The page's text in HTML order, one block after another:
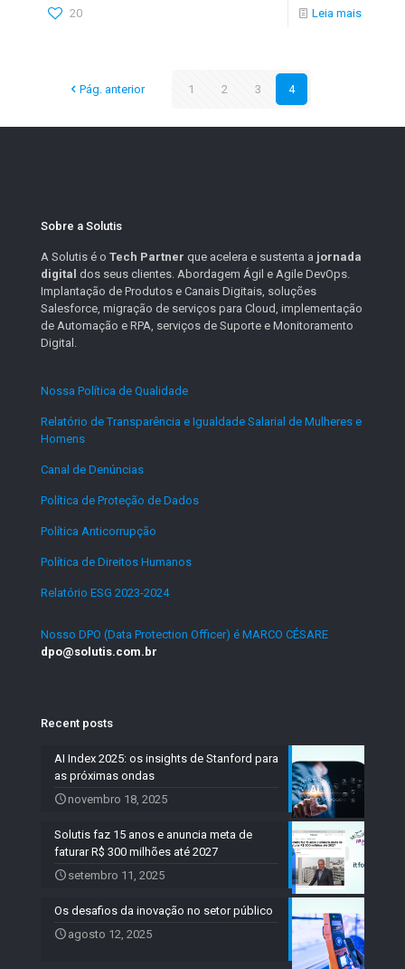
20 Leia mais
Pág. anterior 1 2 3 4
Sobre a Solutis
A Solutis é o Tech Partner que acelera e sustenta a jornada
digital dos seus clientes. Abordagem Ágil e Agile DevOps.
Implantação de Produtos e Canais Digitais, soluções
Salesforce, migração de serviços para Cloud, implementação
de Automação e RPA, serviços de Suporte e Monitoramento
Digital.
Nossa Política de Qualidade
Relatório de Transparência e Igualdade Salarial de Mulheres e
Homens
Canal de Denúncias
Política de Proteção de Dados
Política Anticorrupção
Política de Direitos Humanos
Relatório ESG 2023-2024.
Nosso DPO (Data Protection Officer) é MARCO CÉSARE
dpo@solutis.com.br
Recent posts
AI Index 2025: os insights de Stanford para
as próximas ondas
novembro 18, 2025
Solutis faz 15 anos e anuncia meta de
faturar R$ 300 milhões até 2027
setembro 11, 2025
Os desafios da inovação no setor público
agosto 12, 2025